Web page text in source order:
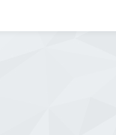
Şahıs ve işletmeler için hayati